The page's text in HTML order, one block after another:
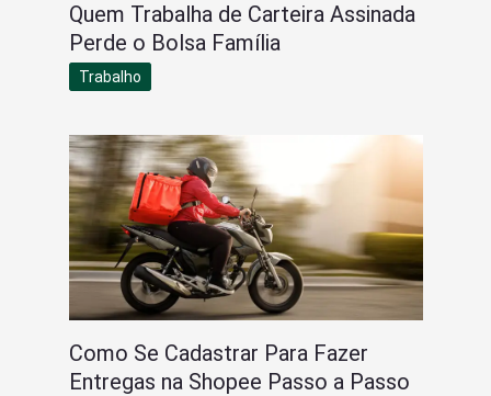
Quem Trabalha de Carteira Assinada
Perde o Bolsa Família
Trabalho
Como Se Cadastrar Para Fazer
Entregas na Shopee Passo a Passo